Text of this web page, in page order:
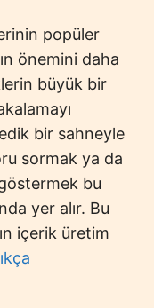
popüler
önemini daha
büyük bir
bir sahneyle
sormak ya da
bu
yer alır. Bu
içerik üretim